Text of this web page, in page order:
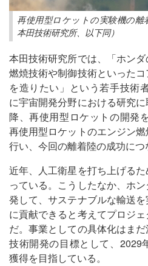
再使用型ロケットの実験機の離
本田技術研究所、以下同）
本田技術研究所では、「ホン
燃焼技術や制御技術といった
を造りたい」という若手技術
に宇宙開発分野における研究
降、再使用型ロケットの開発
再使用型ロケットのエンジン
行い、今回の離着陸の成功につ
近年、人工衛星を打ち上げる
っている。こうしたなか、ホ
発して、サステナブルな輸送
に貢献できると考えてプロジ
だ。事業としての具体化はま
技術開発の目標として、2029
獲得を目指している。